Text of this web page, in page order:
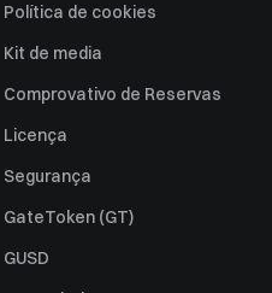
Política de cookies
Kit de media
Comprovativo de Reservas
Licença
Segurança
GateToken (GT)
GUSD